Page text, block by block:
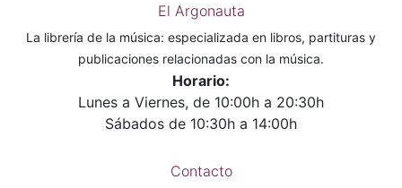
El Argonauta
La librería de la música: especializada en libros, partituras y
publicaciones relacionadas con la música.
Horario:
Lunes a Viernes, de 10:00h a 20:30h
Sábados de 10:30h a 14:00h
Contacto